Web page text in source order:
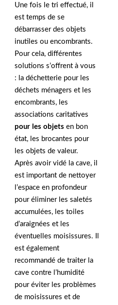
Une fois le tri effectué, il
est temps de se
débarrasser des objets
inutiles ou encombrants.
Pour cela, différentes
solutions s’offrent à vous
: la déchetterie pour les
déchets ménagers et les
encombrants, les
associations caritatives
pour les objets en bon
état, les brocantes pour
les objets de valeur.
Après avoir vidé la cave, il
est important de nettoyer
l’espace en profondeur
pour éliminer les saletés
accumulées, les toiles
d’araignées et les
éventuelles moisissures. Il
est également
recommandé de traiter la
cave contre l’humidité
pour éviter les problèmes
de moisissures et de